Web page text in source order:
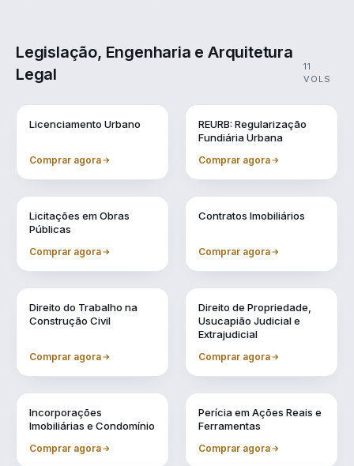
Legislação, Engenharia e Arquitetura
Legal
11
VOLS
Licenciamento Urbano
Comprar agora
REURB: Regularização
Fundiária Urbana
Comprar agora
Licitações em Obras
Públicas
Comprar agora
Contratos Imobiliários
Comprar agora
Direito do Trabalho na
Construção Civil
Comprar agora
Direito de Propriedade,
Usucapião Judicial e
Extrajudicial
Comprar agora
Incorporações
Imobiliárias e Condomínio
Comprar agora
Vol. 7
Perícia em Ações Reais e
Ferramentas
Comprar agora